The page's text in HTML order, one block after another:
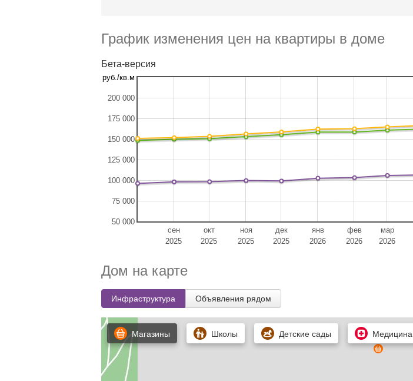
График изменения цен на квартиры в доме
Бета-версия
сен
2025
окт
2025
ноя
2025
дек
2025
янв
2026
фев
2026
мар
2026
50 000
75 000
100 000
125 000
150 000
175 000
200 000
руб./кв.м
Дом на карте
Инфраструктура Объявления рядом
Магазины Школы Детские сады Медицина